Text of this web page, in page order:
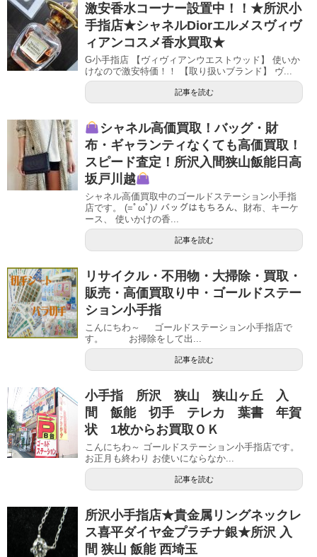
激安香水コーナー設置中！！★所沢小
手指店★シャネルDiorエルメスヴィヴ
ィアンコスメ香水買取★
G小手指店 【ヴィヴィアンウエストウッド】 使いか
けなので激安特価！！ 【取り扱いブランド】 ヴ...
記事を読む
シャネル高価買取！バッグ・財
布・ギャランティなくても高価買取！
スピード査定！所沢入間狭山飯能日高
坂戸川越
シャネル高価買取中のゴールドステーション小手指
店です。 (=ﾟωﾟ)ﾉ バッグはもちろん、財布、キーケ
ース、 使いかけの香...
記事を読む
リサイクル・不用物・大掃除・買取・
販売・高価買取り中・ゴールドステー
ション小手指
こんにちわ～ ゴールドステーション小手指店で
す。 お掃除をして出...
記事を読む
小手指 所沢 狭山 狭山ヶ丘 入
間 飯能 切手 テレカ 葉書 年賀
状 1枚からお買取ＯＫ
こんにちわ～ ゴールドステーション小手指店です。
お正月も終わり お使いにならなか...
記事を読む
所沢小手指店★貴金属リングネックレ
ス喜平ダイヤ金プラチナ銀★所沢 入
間 狭山 飯能 西埼玉